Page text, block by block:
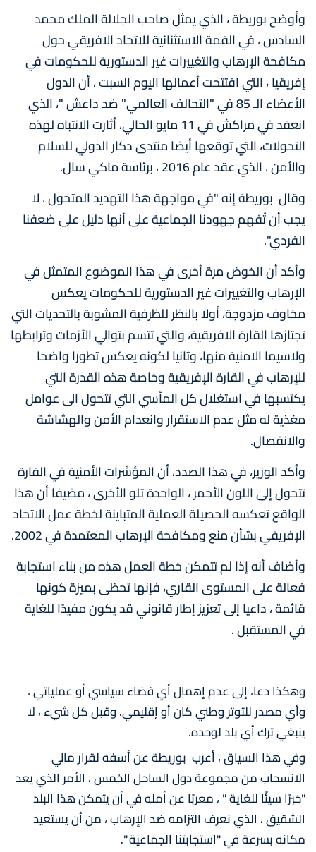
وأوضح بوريطة ، الذي يمثل صاحب الجلالة الملك محمد
السادس ، في القمة الاستثنائية للاتحاد الافريقي حول
مكافحة الإرهاب والتغييرات غير الدستورية للحكومات في
إفريقيا ، التي افتتحت أعمالها اليوم السبت ، أن الدول
الأعضاء الـ 85 في "التحالف العالمي" ضد داعش "، الذي
انعقد في مراكش في 11 مايو الحالي، أثارت الانتباه لهذه
التحولات، التي توقعها أيضا منتدى دكار الدولي للسلام
والأمن ، الذي عقد عام 2016 ، برئاسة ماكي سال.
وقال بوريطة إنه "في مواجهة هذا التهديد المتحول ، لا
يجب أن تُفهم جهودنا الجماعية على أنها دليل على ضعفنا
الفردي".
وأكد أن الخوض مرة أخرى في هذا الموضوع المتمثل في
الإرهاب والتغييرات غير الدستورية للحكومات يعكس
مخاوف مزدوجة، أولا بالنظر للظرفية المشوبة بالتحديات التي
تجتازها القارة الافريقية، والتي تتسم بتوالي الأزمات وترابطها
ولاسيما الامنية منها، وثانيا لكونه يعكس تطورا واضحا
للإرهاب في القارة الإفريقية وخاصة هذه القدرة التي
يكتسبها في استغلال كل المآسي التي تتحول الى عوامل
مغذية له مثل عدم الاستقرار وانعدام الأمن والهشاشة
والانفصال.
وأكد الوزير، في هذا الصدد، أن المؤشرات الأمنية في القارة
تتحول إلى اللون الأحمر ، الواحدة تلو الأخرى ، مضيفا أن هذا
الواقع تعكسه الحصيلة العملية المتباينة لخطة عمل الاتحاد
الإفريقي بشأن منع ومكافحة الإرهاب المعتمدة في 2002.
وأضاف أنه إذا لم تتمكن خطة العمل هذه من بناء استجابة
فعالة على المستوى القاري، فإنها تحظى بميزة كونها
قائمة ، داعيا إلى تعزيز إطار قانوني قد يكون مفيدًا للغاية
في المستقبل .
وهكذا دعا، إلى عدم إهمال أي فضاء سياسي أو عملياتي ،
وأي مصدر للتوتر وطني كان أو إقليمي. وقبل كل شيء ، لا
ينبغي ترك أي بلد لوحده.
وفي هذا السياق ، أعرب بوريطة عن أسفه لقرار مالي
الانسحاب من مجموعة دول الساحل الخمس ، الأمر الذي يعد
"خبرًا سيئًا للغاية " ، معربًا عن أمله في أن يتمكن هذا البلد
الشقيق ، الذي نعرف التزامه ضد الإرهاب ، من أن يستعيد
مكانه بسرعة في "استجابتنا الجماعية ".